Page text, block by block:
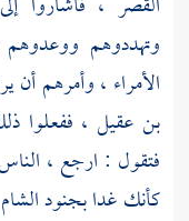
وتهددوهم
الأمراء ، وأمرهم أن
بن عقيل ، ففعلوا
فتقول : ارجع ،
كأنك غدا بجنودالشام